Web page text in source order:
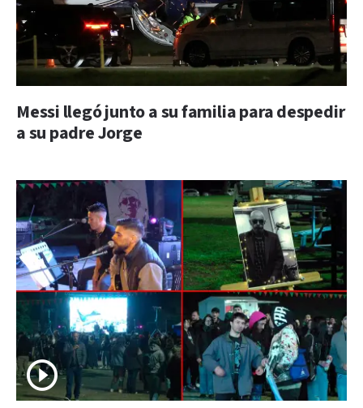
Messi llegó junto a su familia para despedir
a su padre Jorge